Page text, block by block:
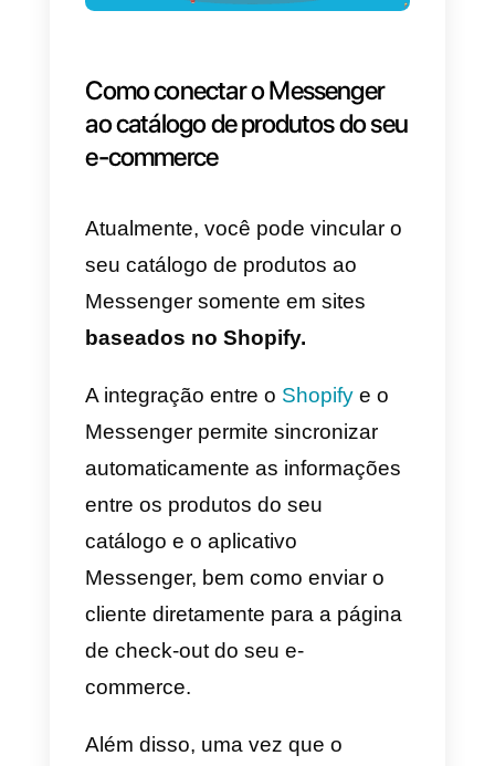
comunicação.
Existem três maneiras de
commerce (uma delas não exclui
Conecte o Messenger ao
catálogo de produtos do seu e-
commerce
2)
Adicione o Live Chat do
Messenger ao seu website
3)Adicione a opção Comprar
agora à sua conta do Messenger
Nota: Existem muitas empresas
quenão possui um website